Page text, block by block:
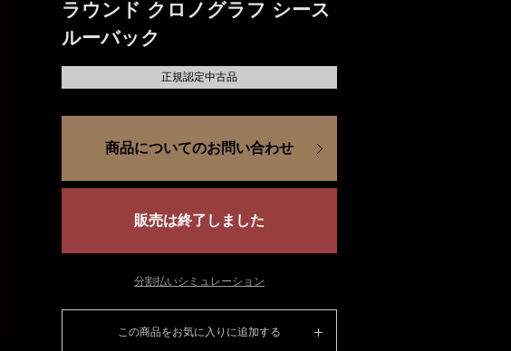
ラウンド クロノグラフ シース
ルーバック
正規認定中古品
商品についてのお問い合わせ
販売は終了しました
分割払いシミュレーション
この商品をお気に入りに追加する